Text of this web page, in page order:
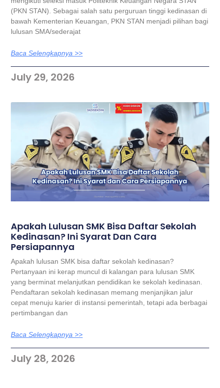
(PKN STAN). Sebagai salah satu perguruan tinggi kedinasan di
bawah Kementerian Keuangan, PKN STAN menjadi pilihan bagi
lulusan SMA/sederajat
Baca Selengkapnya >>
July 29, 2026
Apakah Lulusan SMK Bisa Daftar Sekolah
Kedinasan? Ini Syarat Dan Cara
Persiapannya
Apakah lulusan SMK bisa daftar sekolah kedinasan?
Pertanyaan ini kerap muncul di kalangan para lulusan SMK
yang berminat melanjutkan pendidikan ke sekolah kedinasan.
Pendaftaran sekolah kedinasan memang menjanjikan jalur
cepat menuju karier di instansi pemerintah, tetapi ada berbagai
pertimbangan dan
Baca Selengkapnya >>
July 28, 2026